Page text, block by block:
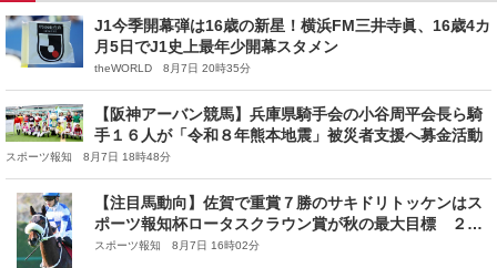
J1今季開幕弾は16歳の新星！横浜FM三井寺眞、16歳4カ
月5日でJ1史上最年少開幕スタメン
theWORLD 8月7日 20時35分
【阪神アーバン競馬】兵庫県騎手会の小谷周平会長ら騎
手１６人が「令和８年熊本地震」被災者支援へ募金活動
スポーツ報知 8月7日 18時48分
【注目馬動向】佐賀で重賞７勝のサキドリトッケンはス
ポーツ報知杯ロータスクラウン賞が秋の最大目標 ２冠
奪取を目指す
スポーツ報知 8月7日 16時02分